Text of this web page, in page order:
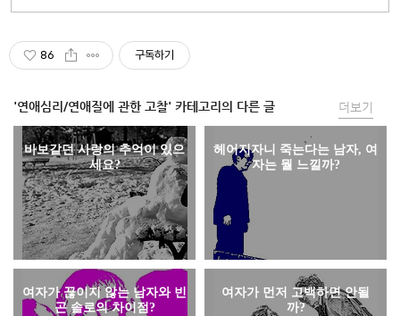
86 구독하기
'연애심리/연애질에 관한 고찰' 카테고리의 다른 글
바보같던 사랑의 추억이 있으
세요?
헤어지자니 죽는다는 남자, 여
자는 뭘 느낄까?
여자가 끊이지 않는 남자와 빈
곤 솔로의 차이점?
여자가 먼저 고백하면 안될
까?
더보기